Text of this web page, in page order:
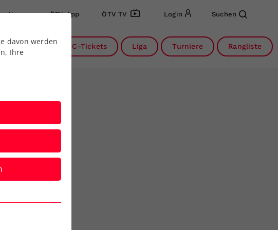
News ÖTV App ÖTV TV Login Suchen
DC-Tickets Liga Turniere Rangliste
davon werden
Ihre
der